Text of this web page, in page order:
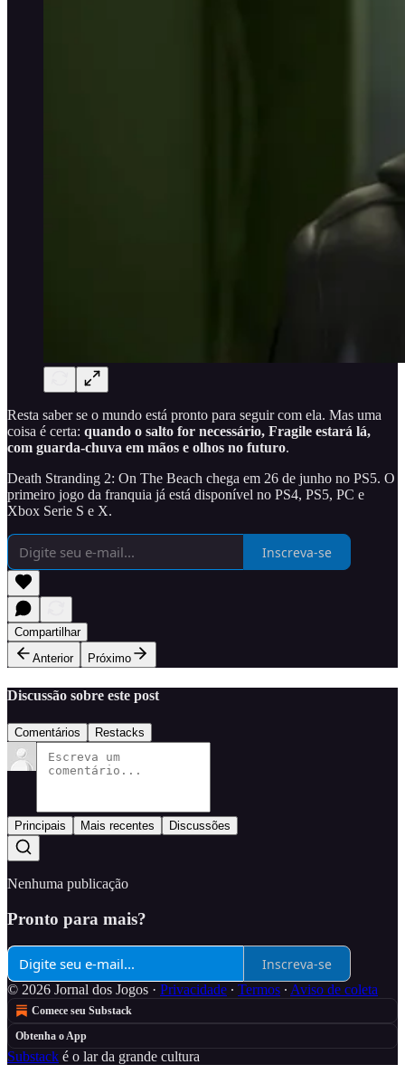
Resta saber se o mundo está pronto para seguir com ela. Mas uma
coisa é certa: quando o salto for necessário, Fragile estará lá,
com guarda-chuva em mãos e olhos no futuro.
Death Stranding 2: On The Beach chega em 26 de junho no PS5. O
primeiro jogo da franquia já está disponível no PS4, PS5, PC e
Xbox Serie S e X.
Inscreva-se
Compartilhar
Anterior
Próximo
Discussão sobre este post
Comentários Restacks
Principais Mais recentes Discussões
Nenhuma publicação
Pronto para mais?
Inscreva-se
© 2026 Jornal dos Jogos · Privacidade ∙ Termos ∙ Aviso de coleta
Comece seu Substack
Obtenha o App
Substack é o lar da grande cultura